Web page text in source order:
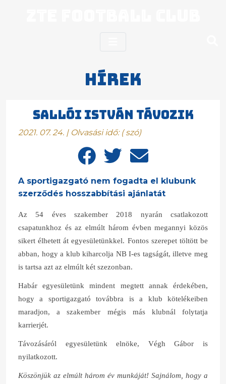
Hírek
Sallói István távozik
2021. 07. 24. | Olvasási idő: (szó)
A sportigazgató nem fogadta el klubunk
szerződés hosszabbítási ajánlatát
Az 54 éves szakember 2018 nyarán csatlakozott
csapatunkhoz és az elmúlt három évben megannyi közös
sikert élhetett át egyesületünkkel. Fontos szerepet töltött be
abban, hogy a klub kiharcolja NB I-es tagságát, illetve meg
is tartsa azt az elmúlt két szezonban.
Habár egyesületünk mindent megtett annak érdekében,
hogy a sportigazgató továbbra is a klub kötelékeiben
maradjon, a szakember mégis más klubnál folytatja
karrierjét.
Távozásáról egyesületünk elnöke, Végh Gábor is
nyilatkozott.
Köszönjük az elmúlt három év munkáját! Sajnálom, hogy a